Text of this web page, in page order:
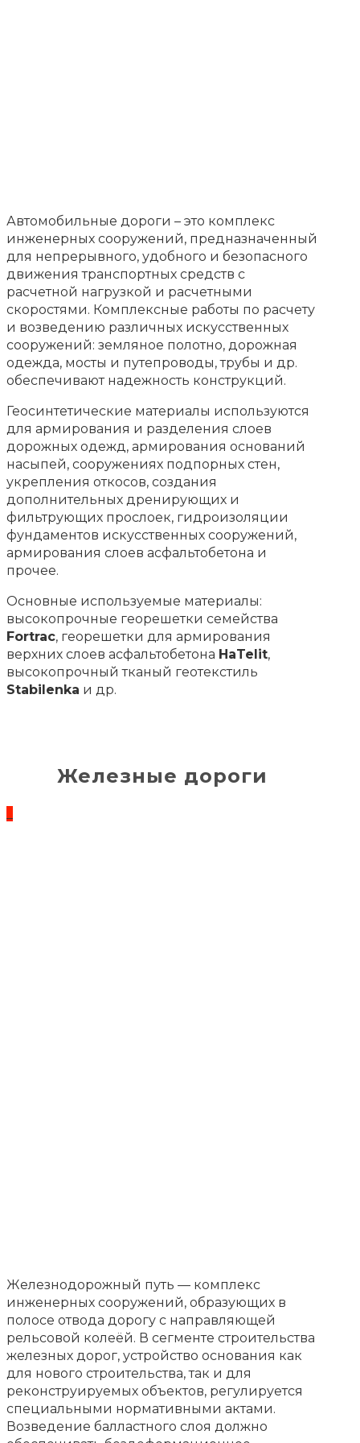
Автомобильные дороги – это комплекс
инженерных сооружений, предназначенный
для непрерывного, удобного и безопасного
движения транспортных средств с
расчетной нагрузкой и расчетными
скоростями. Комплексные работы по расчету
и возведению различных искусственных
сооружений: земляное полотно, дорожная
одежда, мосты и путепроводы, трубы и др.
обеспечивают надежность конструкций.
Геосинтетические материалы используются
для армирования и разделения слоев
дорожных одежд, армирования оснований
насыпей, сооружениях подпорных стен,
укрепления откосов, создания
дополнительных дренирующих и
фильтрующих прослоек, гидроизоляции
фундаментов искусственных сооружений,
армирования слоев асфальтобетона и
прочее.
Основные используемые материалы:
высокопрочные георешетки семейства
Fortrac, георешетки для армирования
верхних слоев асфальтобетона HaTelit,
высокопрочный тканый геотекстиль
Stabilenka и др.
Железные дороги
Железнодорожный путь — комплекс
инженерных сооружений, образующих в
полосе отвода дорогу с направляющей
рельсовой колеёй. В сегменте строительства
железных дорог, устройство основания как
для нового строительства, так и для
реконструируемых объектов, регулируется
специальными нормативными актами.
Возведение балластного слоя должно